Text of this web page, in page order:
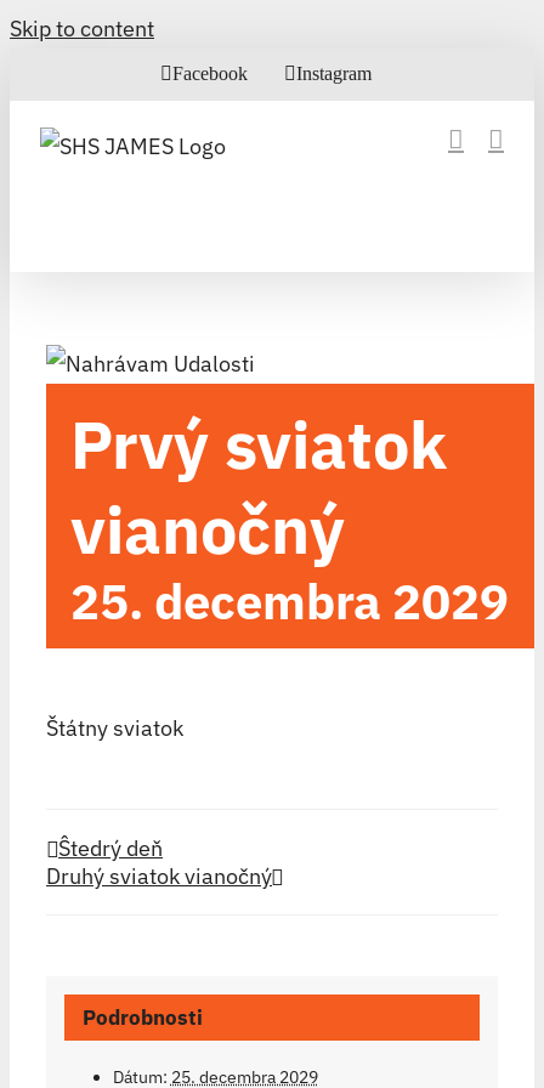
Skip to content
Facebook Instagram
Prvý sviatok
vianočný
25. decembra 2029
Štátny sviatok
Ŝtedrý deň
Druhý sviatok vianočný
Podrobnosti
Dátum: 25. decembra 2029